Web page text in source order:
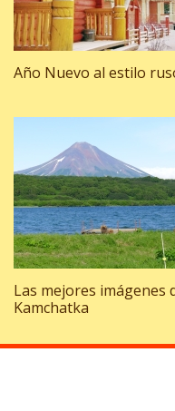
Año Nuevo al estilo
Las mejores imágenes
Kamchatka